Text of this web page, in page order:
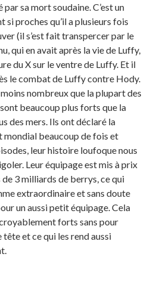
sa mort soudaine. C’est un
si proches qu’il a plusieurs fois
(il s’est fait transpercer par le
qui en avait après la vie de Luffy,
du X sur le ventre de Luffy. Et il
le combat de Luffy contre Hody.
nombreux que la plupart des
beaucoup plus forts que la
des mers. Ils ont déclaré la
mondial beaucoup de fois et
leur histoire loufoque nous
Leur équipage est mis à prix
3 milliards de berrys, ce qui
extraordinaire et sans doute
un aussi petit équipage. Cela
forts sans pour
et ce qui les rend aussi